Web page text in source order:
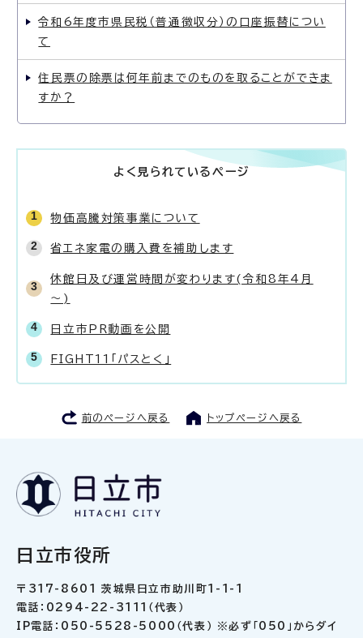
令和6年度市県民税（普通徴収分）の口座振替につい
て
住民票の除票は何年前までのものを取ることができま
すか？
よく見られているページ
物価高騰対策事業について
省エネ家電の購入費を補助します
休館日及び運営時間が変わります(令和8年4月
～)
日立市PR動画を公開
FIGHT11「パスとく」
前のページへ戻る トップページへ戻る
日立市役所
〒317-8601 茨城県日立市助川町1-1-1
電話：0294-22-3111（代表）
IP電話：050-5528-5000（代表） ※必ず「050」からダイ